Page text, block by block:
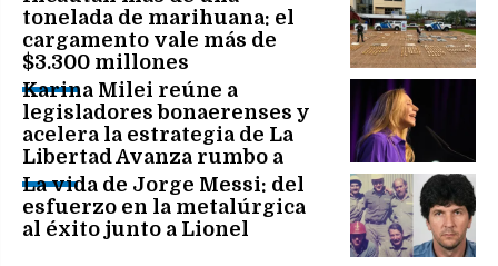
tonelada de marihuana: el
cargamento vale más de
$3.300 millones
Karina Milei reúne a
legisladores bonaerenses y
acelera la estrategia de La
Libertad Avanza rumbo a
2027
La vida de Jorge Messi: del
esfuerzo en la metalúrgica
al éxito junto a Lionel